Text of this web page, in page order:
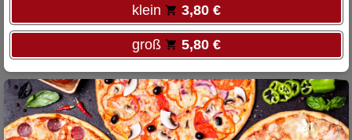
klein 3,80 €
groß 5,80 €